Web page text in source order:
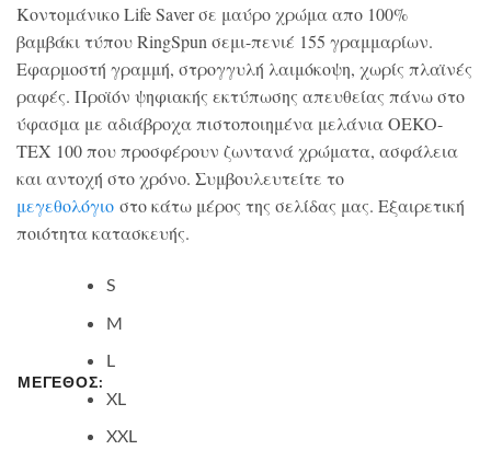
Κοντομάνικο Life Saver σε μαύρο χρώμα απο 100%
βαμβάκι τύπου RingSpun σεμι-πενιέ 155 γραμμαρίων.
Εφαρμοστή γραμμή, στρογγυλή λαιμόκοψη, χωρίς πλαϊνές
ραφές. Προϊόν ψηφιακής εκτύπωσης απευθείας πάνω στο
ύφασμα με αδιάβροχα πιστοποιημένα μελάνια OEKO-
TEX 100 που προσφέρουν ζωντανά χρώματα, ασφάλεια
και αντοχή στο χρόνο. Συμβουλευτείτε το
μεγεθολόγιο στο κάτω μέρος της σελίδας μας. Εξαιρετική
ποιότητα κατασκευής.
ΜΕΓΕΘΟΣ:
S
M
L
XL
XXL